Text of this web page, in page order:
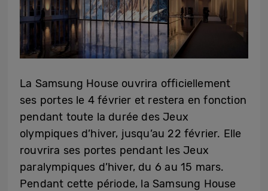
La Samsung House ouvrira officiellement
ses portes le 4 février et restera en fonction
pendant toute la durée des Jeux
olympiques d’hiver, jusqu’au 22 février. Elle
rouvrira ses portes pendant les Jeux
paralympiques d’hiver, du 6 au 15 mars.
Pendant cette période, la Samsung House